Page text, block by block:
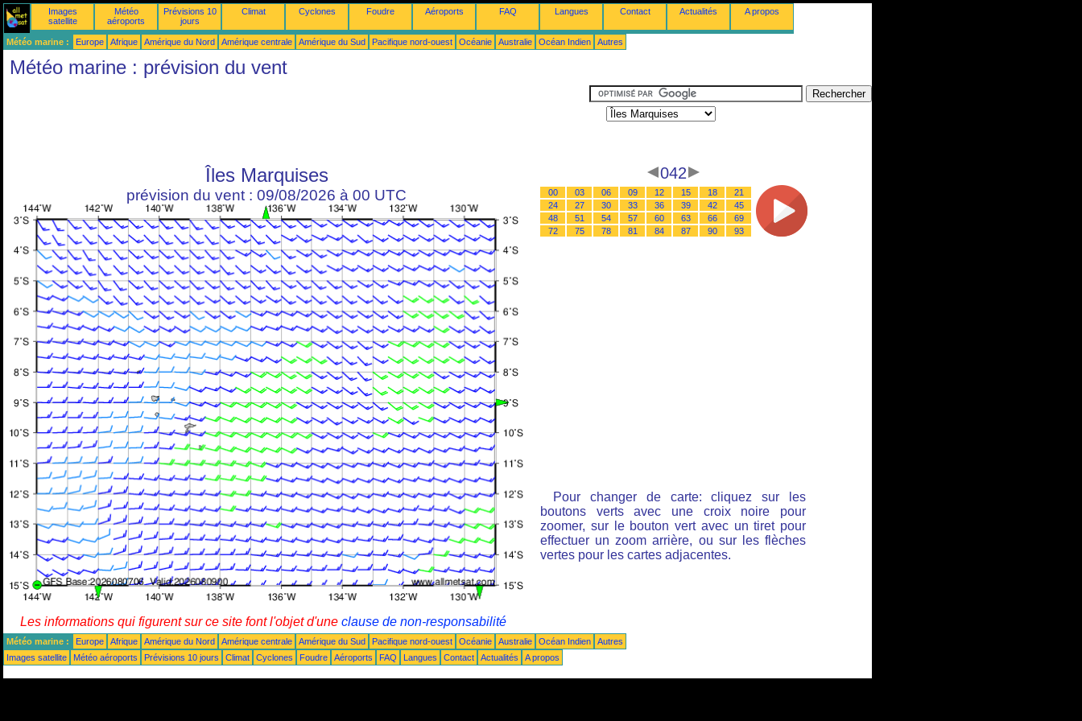
Images
satellite
Météo
aéroports
Prévisions 10
jours
Climat Cyclones Foudre Aéroports FAQ Langues Contact Actualités A propos
Météo marine : Europe Afrique Amérique du Nord Amérique centrale Amérique du Sud Pacifique nord-ouest Océanie Australie Océan Indien Autres
Météo marine : prévision du vent
Îles Marquises
prévision du vent : 09/08/2026 à 00 UTC
042
00 03 06 09 12 15 18
21
24
27 30 33 36 39 42
45
48
51 54 57 60 63 66
69
72
75 78 81 84 87 90 93
Pour changer de carte: cliquez sur les
boutons verts avec une croix noire pour
zoomer, sur le bouton vert avec un tiret pour
effectuer un zoom arrière, ou sur les flèches
vertes pour les cartes adjacentes.
Les informations qui figurent sur ce site font l'objet d'une clause de non-responsabilité
Météo marine : Europe Afrique Amérique du Nord Amérique centrale Amérique du Sud Pacifique nord-ouest Océanie Australie Océan Indien
Autres
Images satellite
Météo aéroports Prévisions 10 jours Climat Cyclones Foudre Aéroports FAQ Langues Contact Actualités A propos